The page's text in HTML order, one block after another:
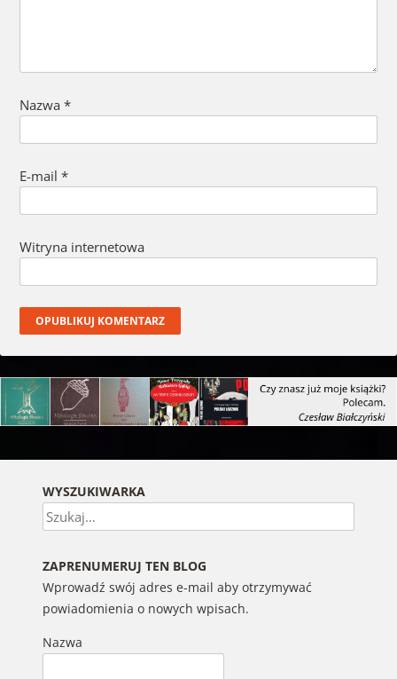
Nazwa *
E-mail *
Witryna internetowa
WYSZUKIWARKA
Szukaj
ZAPRENUMERUJ TEN BLOG
Wprowadź swój adres e-mail aby otrzymywać
powiadomienia o nowych wpisach.
Nazwa